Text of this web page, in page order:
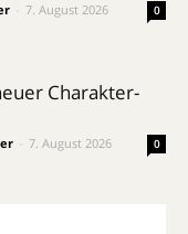
7. August 2026 0
Charakter-
7. August 2026 0